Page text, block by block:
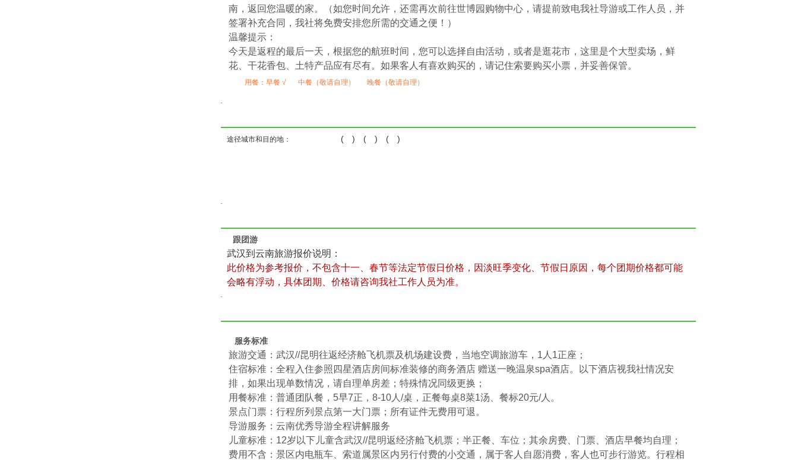
南，返回您温暖的家。（如您时间允许，还需再次前往世博园购物中心，请提前致电我社导游或工作人员，并
签署补充合同，我社将免费安排您所需的交通之便！）
温馨提示：
今天是返程的最后一天，根据您的航班时间，您可以选择自由活动，或者是逛花市，这里是个大型卖场，鲜
花、干花香包、土特产品应有尽有。如果客人有喜欢购买的，请记住索要购买小票，并妥善保管。
用餐： 早餐 √ 中餐（敬请自理） 晚餐（敬请自理）
途径城市和目的地： ( ) ( ) ( )
跟团游
武汉到云南旅游报价说明：
此价格为参考报价，不包含十一、春节等法定节假日价格，因淡旺季变化、节假日原因，每个团期价格都可能
会略有浮动，具体团期、价格请咨询我社工作人员为准。
服务标准
旅游交通：武汉//昆明往返经济舱飞机票及机场建设费，当地空调旅游车，1人1正座；
住宿标准：全程入住参照四星酒店房间标准装修的商务酒店 赠送一晚温泉spa酒店。以下酒店视我社情况安
排，如果出现单数情况，请自理单房差；特殊情况同级更换；
用餐标准：普通团队餐，5早7正，8-10人/桌，正餐每桌8菜1汤、餐标20元/人。
景点门票：行程所列景点第一大门票；所有证件无费用可退。
导游服务：云南优秀导游全程讲解服务
儿童标准：12岁以下儿童含武汉//昆明返经济舱飞机票；半正餐、车位；其余房费、门票、酒店早餐均自理；
费用不含：景区内电瓶车、索道属景区内另行付费的小交通，属于客人自愿消费，客人也可步行游览。行程相